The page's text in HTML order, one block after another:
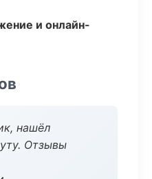
и онлайн-
нашёл
Отзывы